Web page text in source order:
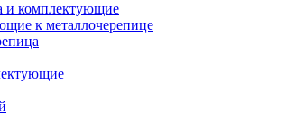
и комплектующие
к металлочерепице